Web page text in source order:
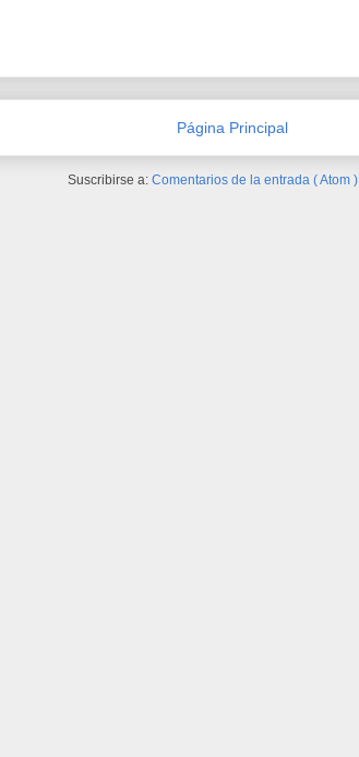
Página Principal
Suscribirse a: Comentarios de la entrada ( Atom )